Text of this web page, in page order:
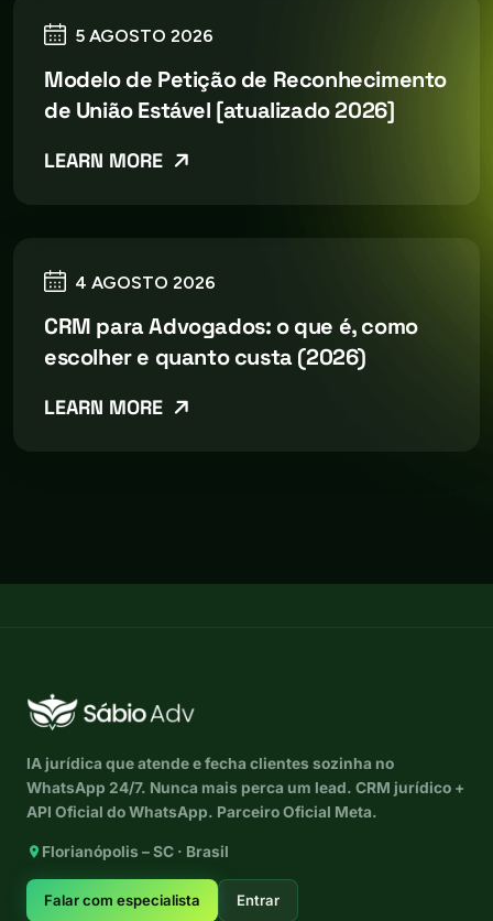
5 AGOSTO 2026
Modelo de Petição de Reconhecimento
de União Estável [atualizado 2026]
LEARN MORE
4 AGOSTO 2026
CRM para Advogados: o que é, como
escolher e quanto custa (2026)
LEARN MORE
IA jurídica que atende e fecha clientes sozinha no
WhatsApp 24/7. Nunca mais perca um lead. CRM jurídico +
API Oficial do WhatsApp. Parceiro Oficial Meta.
Florianópolis – SC · Brasil
Falar com especialista Entrar